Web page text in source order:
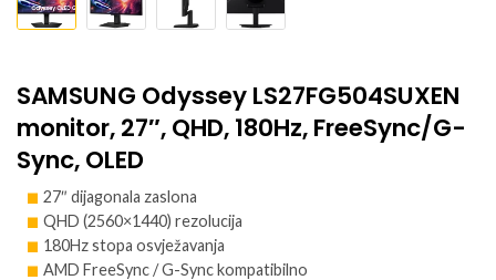
SAMSUNG Odyssey LS27FG504SUXEN
monitor, 27″, QHD, 180Hz, FreeSync/G-
Sync, OLED
27″ dijagonala zaslona
QHD (2560×1440) rezolucija
180Hz stopa osvježavanja
AMD FreeSync / G-Sync kompatibilno